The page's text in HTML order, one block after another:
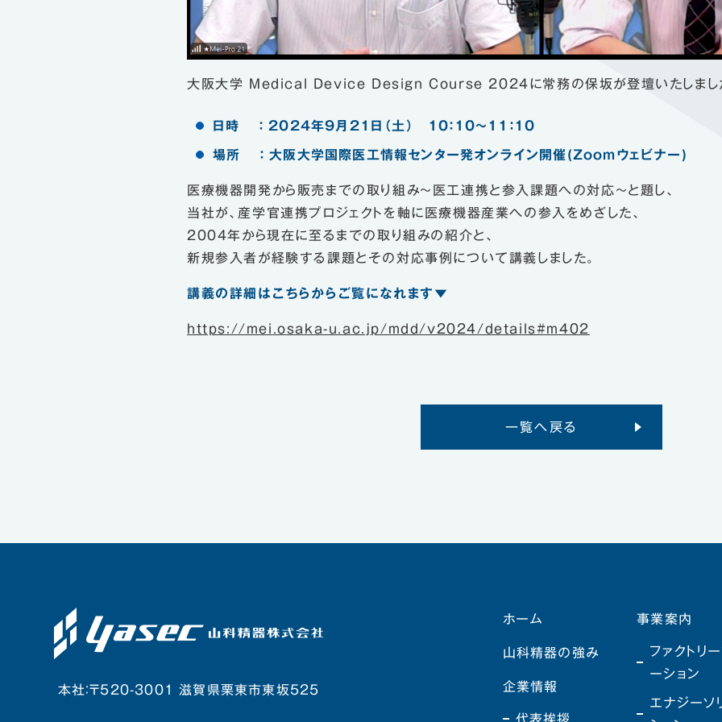
大阪大学 Medical Device Design Course 2024に常務の保坂が登壇いたしまし
日時 ： 2024年9月21日（土） 10：10～11：10
場所 ： 大阪大学国際医工情報センター発オンライン開催(Zoomウェビナー)
医療機器開発から販売までの取り組み～医工連携と参入課題への対応～と題し、
当社が、産学官連携プロジェクトを軸に医療機器産業への参入をめざした、
2004年から現在に至るまでの取り組みの紹介と、
新規参入者が経験する課題とその対応事例について講義しました。
講義の詳細はこちらからご覧になれます▼
https://mei.osaka-u.ac.jp/mdd/v2024/details#m402
一覧へ戻る
本社：〒520-3001 滋賀県栗東市東坂525
ホーム
山科精器の強み
企業情報
代表挨拶
事業案内
ファクトリ
ーション
エナジーソ